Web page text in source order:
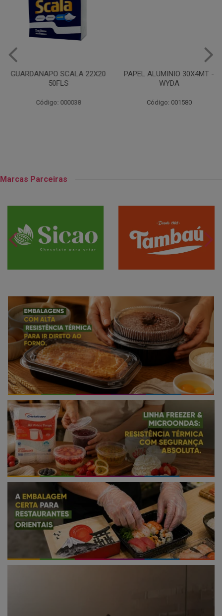
GUARDANAPO SCALA 22X20
50FLS
Código: 000038
PAPEL ALUMINIO 30X4MT -
WYDA
Código: 001580
Marcas Parceiras